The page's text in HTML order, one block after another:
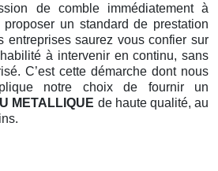
de comble immédiatement à
un standard de prestation
entreprises saurez vous confier sur
à intervenir en continu, sans
C’est cette démarche dont nous
notre choix de fournir un
METALLIQUE de haute qualité, au